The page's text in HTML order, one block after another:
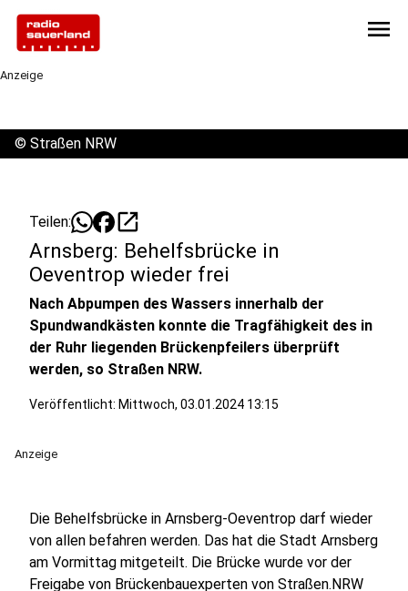
menu
Anzeige
© Straßen NRW
Teilen: open_in_new
Arnsberg: Behelfsbrücke in
Oeventrop wieder frei
Nach Abpumpen des Wassers innerhalb der
Spundwandkästen konnte die Tragfähigkeit des in
der Ruhr liegenden Brückenpfeilers überprüft
werden, so Straßen NRW.
Veröffentlicht: Mittwoch, 03.01.2024 13:15
Anzeige
Die Behelfsbrücke in Arnsberg-Oeventrop darf wieder
von allen befahren werden. Das hat die Stadt Arnsberg
am Vormittag mitgeteilt. Die Brücke wurde vor der
Freigabe von Brückenbauexperten von Straßen.NRW